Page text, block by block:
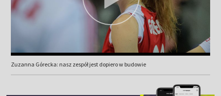
Zuzanna Górecka: nasz zespół jest dopiero w budowie